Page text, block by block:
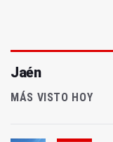
Jaén
MÁS VISTO HOY